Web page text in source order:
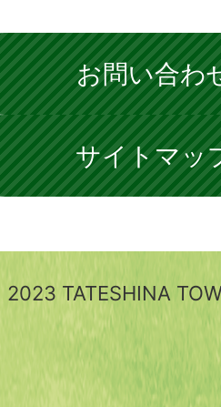
お問い合わ
サイトマッ
TATESHINA